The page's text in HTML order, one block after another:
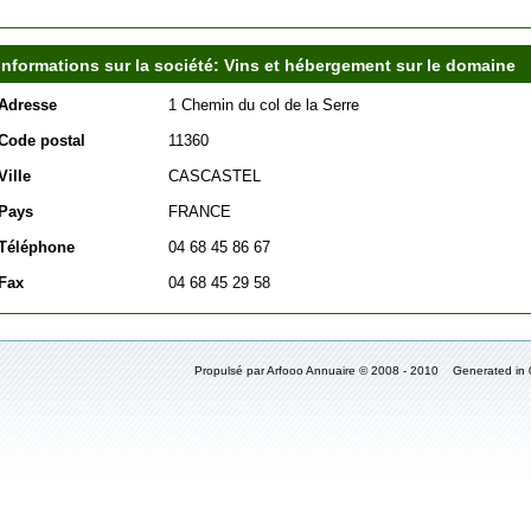
sur la société: Vins et hébergement sur le domaine
1 Chemin du col de la Serre
postal
11360
CASCASTEL
FRANCE
04 68 45 86 67
04 68 45 29 58
Propulsé par Arfooo Annuaire © 2008 - 2010 Generated